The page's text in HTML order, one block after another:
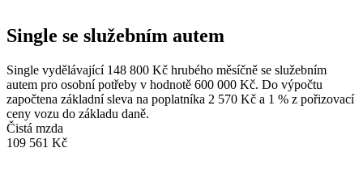
Single se služebním autem
Single vydělávající 148 800 Kč hrubého měsíčně se služebním
autem pro osobní potřeby v hodnotě 600 000 Kč. Do výpočtu
započtena základní sleva na poplatníka 2 570 Kč a 1 % z pořizovací
ceny vozu do základu daně.
Čistá mzda
109 561 Kč